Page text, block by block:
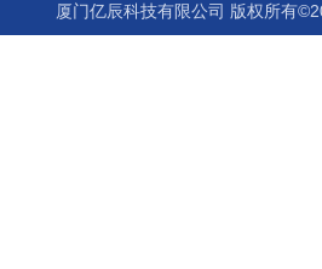
厦门亿辰科技有限公司 版权所有